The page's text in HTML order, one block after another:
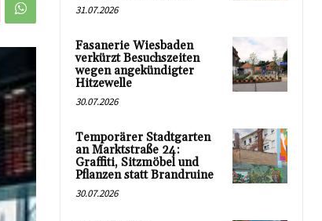
31.07.2026
Fasanerie Wiesbaden
verkürzt Besuchszeiten
wegen angekündigter
Hitzewelle
30.07.2026
Temporärer Stadtgarten
an Marktstraße 24:
Graffiti, Sitzmöbel und
Pflanzen statt Brandruine
30.07.2026